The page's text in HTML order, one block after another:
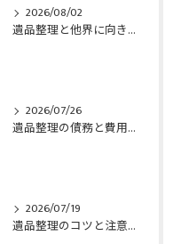
2026/08/02
遺品整理と他界に向き合う埼玉県狭山市南埼玉郡宮代町での安心サポート事例
2026/07/26
遺品整理の債務と費用負担を巡る相続人の心得とトラブル防止策
2026/07/19
遺品整理のコツと注意点を狭山市やさいたま市北区で安心実践する方法